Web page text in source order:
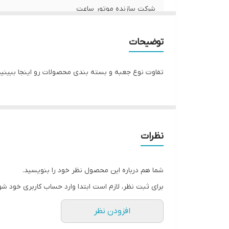
شرکت سازنده موتور ساعت
توضیحات
تفاوت نوع جعبه و بسته بندی محصولات رو اینجا
نظرات
شما هم درباره این محصول نظر خود را بنویسید.
برای ثبت نظر، لازم است ابتدا وارد حساب کاربری خود
افزودن نظر